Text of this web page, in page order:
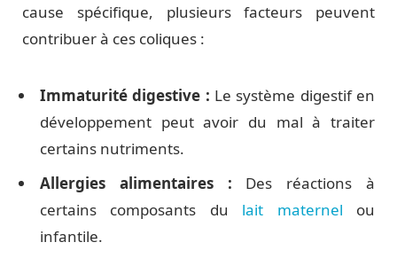
cause spécifique, plusieurs facteurs peuvent
contribuer à ces coliques :
Immaturité digestive : Le système digestif en
développement peut avoir du mal à traiter
certains nutriments.
Allergies alimentaires : Des réactions à
certains composants du lait maternel ou
infantile.